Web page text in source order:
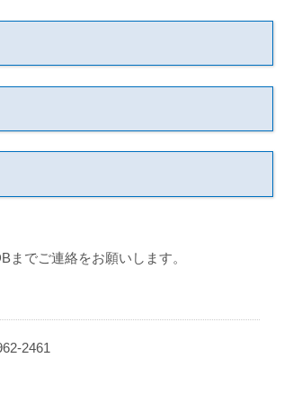
までご連絡をお願いします。
2461